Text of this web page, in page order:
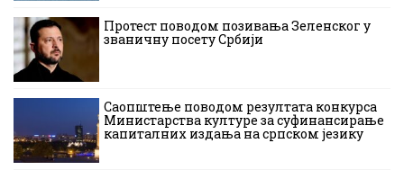
Протест поводом позивања Зеленског у
званичну посету Србији
Саопштење поводом резултата конкурса
Министарства културе за суфинансирање
капиталних издања на српском језику